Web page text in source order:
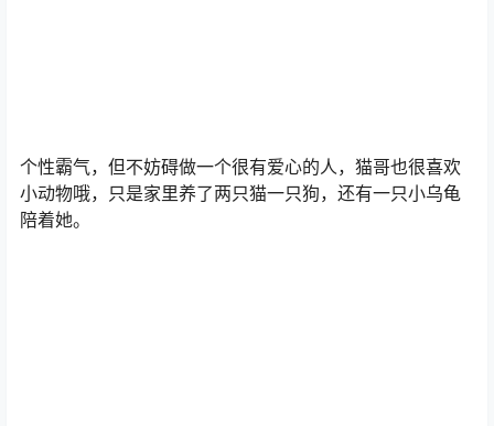
个性霸气，但不妨碍做一个很有爱心的人，猫哥也很喜欢
小动物哦，只是家里养了两只猫一只狗，还有一只小乌龟
陪着她。